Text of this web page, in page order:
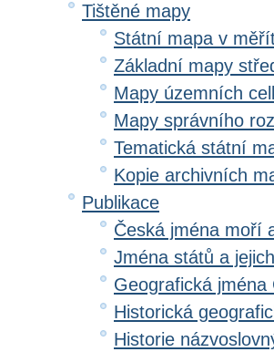
Tištěné mapy
Státní mapa v
Základní mapy
Mapy územních
Mapy správního
Tematická státní
Kopie archivních
Publikace
Česká jména moří
Jména států a
Geografická jména
Historická
Historie